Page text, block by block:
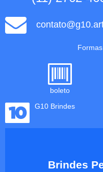
boleto
G10 Brindes
Brindes